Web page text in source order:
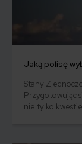
Jaką polisę
Stany
Przygotowując
nie tylko